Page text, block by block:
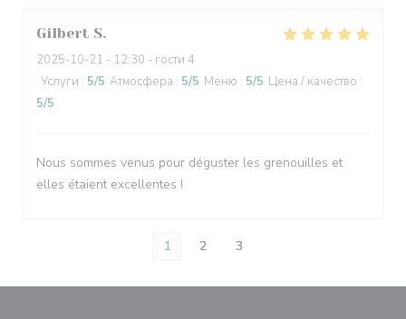
Gilbert S
2025-10-21 - 12:30 - гости 4
Услуги : 5/5 Атмосфера : 5/5 Меню : 5/5 Цена / качество :
5/5
Nous sommes venus pour déguster les grenouilles et
elles étaient excellentes !
1 2 3